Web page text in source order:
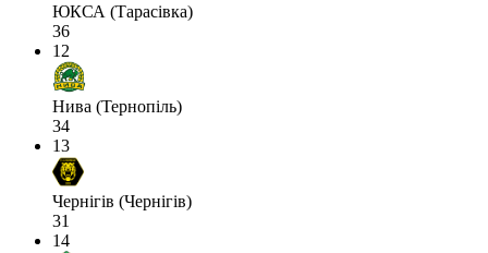
ЮКСА (Тарасівка)
36
12
Нива (Тернопіль)
34
13
Чернігів (Чернігів)
31
14